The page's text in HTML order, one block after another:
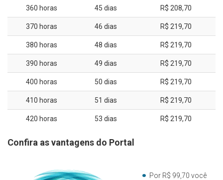
360 horas 45 dias R$ 208,70
370 horas 46 dias R$ 219,70
380 horas 48 dias R$ 219,70
390 horas 49 dias R$ 219,70
400 horas 50 dias R$ 219,70
410 horas 51 dias R$ 219,70
420 horas 53 dias R$ 219,70
Confira as vantagens do Portal
Por R$ 99,70 você